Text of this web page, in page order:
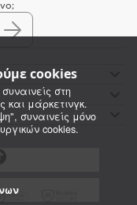
cookies
στη
και μάρκετινγκ.
συναινείς μόνο
cookies.